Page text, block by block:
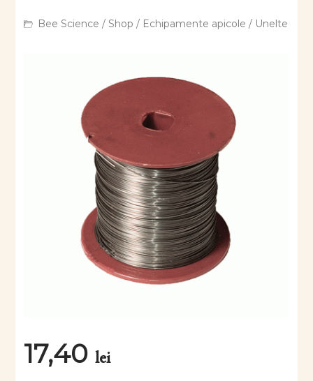
Bee Science / Shop / Echipamente apicole / Unelte
17,40lei